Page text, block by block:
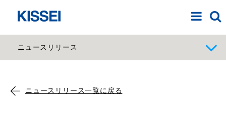
ニュースリリース
ニュースリリース一覧に戻る